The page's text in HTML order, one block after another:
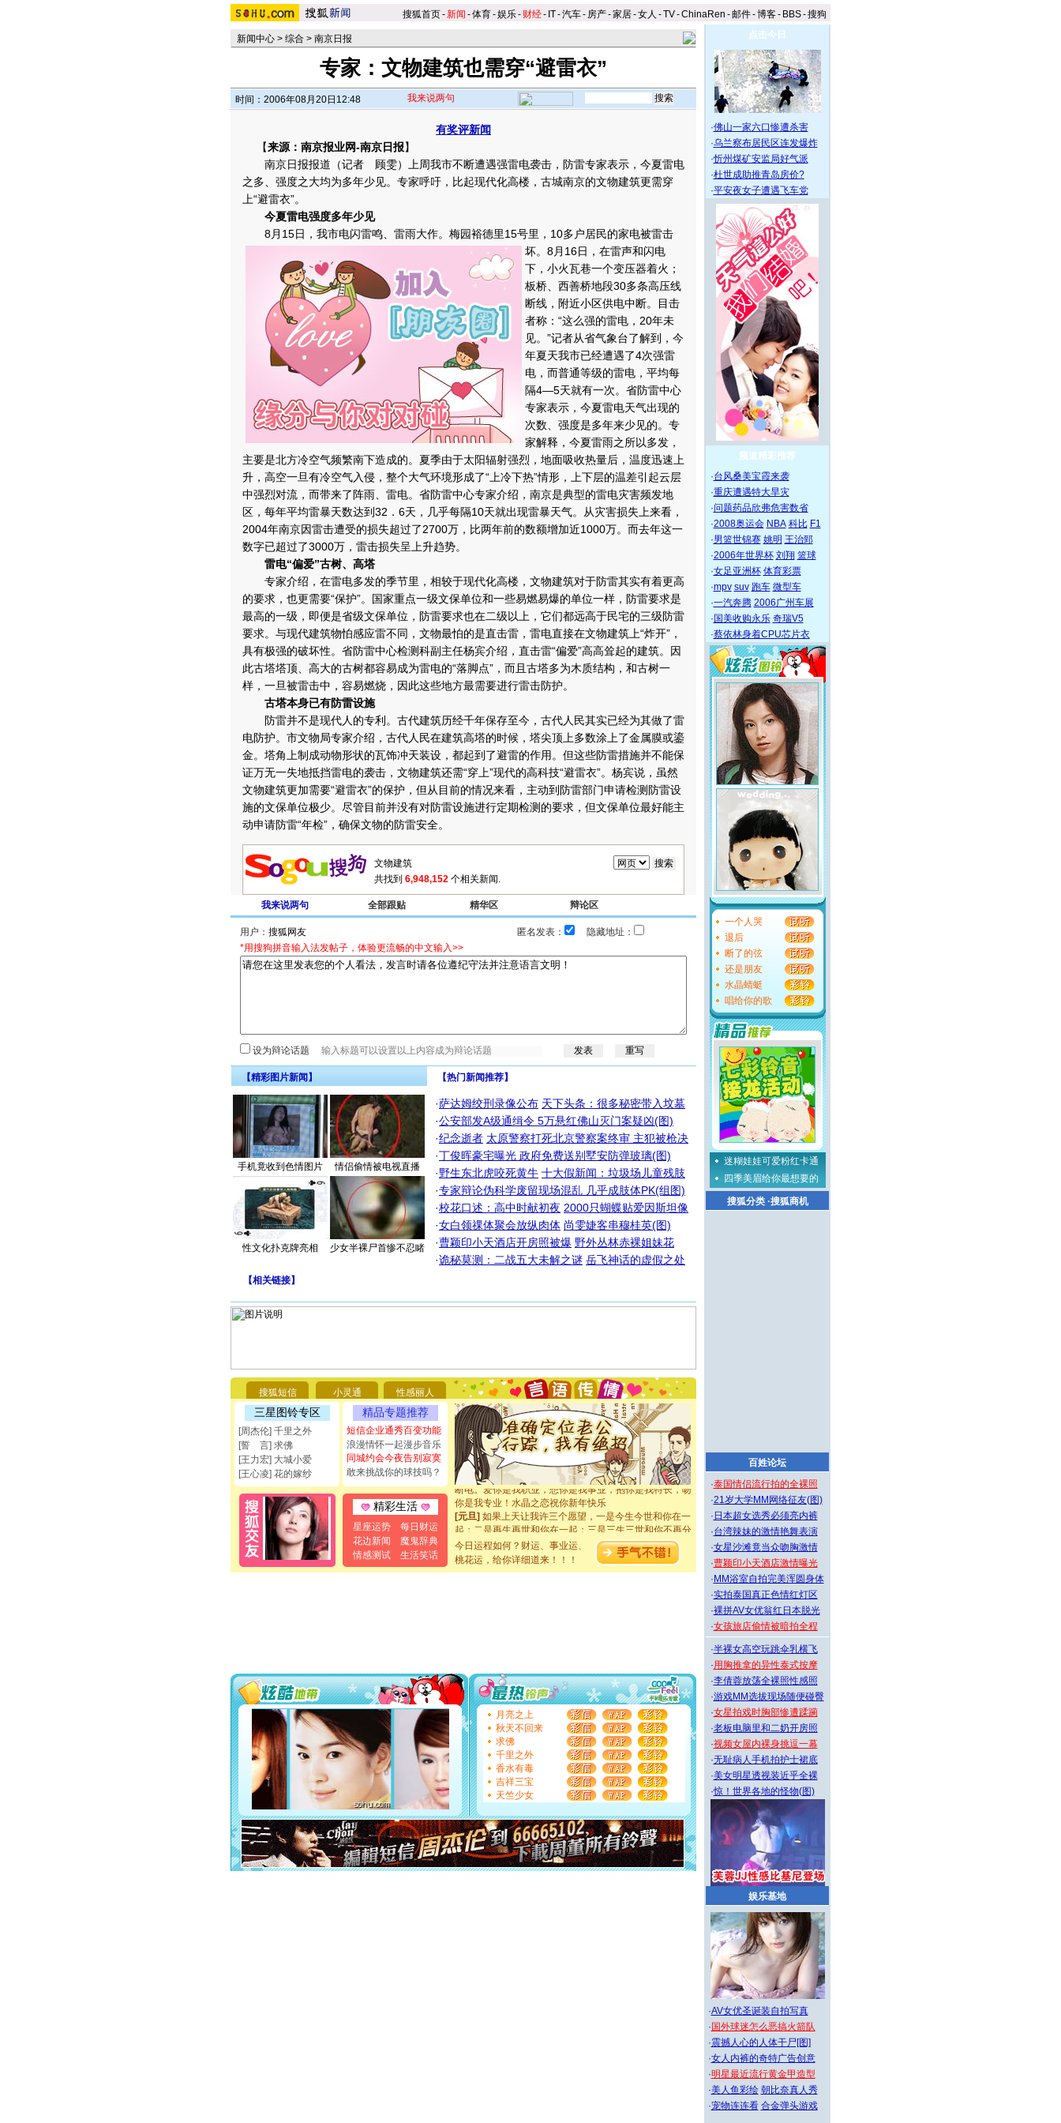
搜狐首页-新闻 -体育-娱乐- 财经- IT-汽车- 房产-家居-女人 -TV-ChinaRen -邮件-博客- BBS-搜狗
新闻中心 > 综合 > 南京日报
专家：文物建筑也需穿“避雷衣”
时间：2006年08月20日12:48 我来说两句
有奖评新闻
【来源：南京报业网-南京日报】
南京日报报道（记者 顾雯）上周我市不断遭遇强雷电袭击，防雷专家表示，今夏雷电
之多、强度之大均为多年少见。专家呼吁，比起现代化高楼，古城南京的文物建筑更需穿
上“避雷衣”。
今夏雷电强度多年少见
8月15日，我市电闪雷鸣、雷雨大作。 梅园裕德里15号里，10多户居民的家电被雷击
坏。8月16日，在雷声和闪电
下，小火瓦巷一个变压器着火；
板桥、西善桥地段30多条高压线
断线，附近小区供电中断。目击
者称：“这么强的雷电，20年未
见。”记者从省气象台了解到，今
年夏天我市已经遭遇了4次强雷
电，而普通等级的雷电，平均每
隔4—5天就有一次。省防雷中心
专家表示，今夏雷电天气出现的
次数、强度是多年来少见的。专
家解释，今夏雷雨之所以多发，
主要是北方冷空气频繁南下造成的。夏季由于太阳辐射强烈，地面吸收热量后，温度迅速上
升，高空一旦有冷空气入侵，整个大气环境形成了“上冷下热”情形，上下层的温差引起云层
中强烈对流，而带来了阵雨、雷电。省防雷中心专家介绍，南京是典型的雷电灾害频发地
区，每年平均雷暴天数达到32．6天，几乎每隔10天就出现雷暴天气。从灾害损失上来看，
2004年南京因雷击遭受的损失超过了2700万，比两年前的数额增加近1000万。而去年这一
数字已超过了3000万，雷击损失呈上升趋势。
雷电“偏爱”古树、高塔
专家介绍，在雷电多发的季节里，相较于现代化高楼，文物建筑对于防雷其实有着更高
的要求，也更需要“保护”。国家重点一级文保单位和一些易燃易爆的单位一样，防雷要求是
最高的一级，即便是省级文保单位，防雷要求也在二级以上，它们都远高于民宅的三级防雷
要求。与现代建筑物怕感应雷不同，文物最怕的是直击雷，雷电直接在文物建筑上“炸开”，
具有极强的破坏性。省防雷中心检测科副主任杨宾介绍，直击雷“偏爱”高高耸起的建筑。因
此古塔塔顶、高大的古树都容易成为雷电的“落脚点”，而且古塔多为木质结构，和古树一
样，一旦被雷击中，容易燃烧，因此这些地方最需要进行雷击防护。
古塔本身已有防雷设施
防雷并不是现代人的专利。古代建筑历经千年保存至今，古代人民其实已经为其做了雷
电防护。市文物局专家介绍，古代人民在建筑高塔的时候，塔尖顶上多数涂上了金属膜或鎏
金。塔角上制成动物形状的瓦饰冲天装设，都起到了避雷的作用。但这些防雷措施并不能保
证万无一失地抵挡雷电的袭击，文物建筑还需“穿上”现代的高科技“避雷衣”。杨宾说，虽然
文物建筑更加需要“避雷衣”的保护，但从目前的情况来看，主动到防雷部门申请检测防雷设
施的文保单位极少。尽管目前并没有对防雷设施进行定期检测的要求，但文保单位最好能主
动申请防雷“年检”，确保文物的防雷安全。
共找到 6,948,152 个相关新闻.
我来说两句 全部跟贴 精华区 辩论区
用户： 匿名发表：
隐藏地址：
*用搜狗拼音输入法发帖子，体验更流畅的中文输入>>
设为辩论话题
【精彩图片新闻】
手机竟收到色情图片 情侣偷情被电视直播
性文化扑克牌亮相 少女半裸尸首惨不忍睹
【热门新闻推荐】
·萨达姆绞刑录像公布 天下头条：很多秘密带入坟墓
·公安部发A级通缉令 5万悬红佛山灭门案疑凶(图)
·纪念逝者 太原警察打死北京警察案终审 主犯被枪决
·丁俊晖豪宅曝光 政府免费送别墅安防弹玻璃(图)
·野生东北虎咬死黄牛 十大假新闻：垃圾场儿童残肢
·专家辩论伪科学废留现场混乱 几乎成肢体PK(组图)
·校花口述：高中时献初夜 2000只蝴蝶贴爱因斯坦像
·女白领祼体聚会放纵肉体 尚雯婕客串穆桂英(图)
·曹颖印小天酒店开房照被爆 野外丛林赤裸姐妹花
·诡秘莫测：二战五大未解之谜 岳飞神话的虚假之处
【相关链接】
搜狐短信 小灵通 性感丽人
三星图铃专区
[周杰伦] 千里之外
[誓 言] 求佛
[王力宏] 大城小爱
[王心凌] 花的嫁纱
精品专题推荐
短信企业通秀百变功能
浪漫情怀一起漫步音乐
同城约会今夜告别寂寞
敢来挑战你的球技吗？
精彩生活
星座运势
每日财运
花边新闻
魔鬼辞典
情感测试
生活笑话
要平安！千万要知足！千万不要忘记我！
[圣诞节]不只这样的日子才会想起你,而是这样的日子才
能正大光明地骚扰你,告诉你,圣诞要快乐!新年要快乐!天天
都要快乐噢!
[圣诞节]奉上一颗祝福的心,在这个特别的日子里,愿幸福,
如意,快乐,鲜花,一切美好的祝愿与你同在.圣诞快乐!
[元旦]看到你我会触电；看不到你我要充电；没有你我会
断电。爱你是我职业，想你是我事业，抱你是我特长，吻
你是我专业！水晶之恋祝你新年快乐
[元旦]如果上天让我许三个愿望，一是今生今世和你在一
起；二是再生再世和你在一起；三是三生三世和你不再分
离。水晶之恋祝你新年快乐
[元旦]当我狠下心扭头离去那一刻，你在我身后无助地哭
泣，这痛楚让我明白我多么爱你。我转身抱住你：这猪不
卖了。水晶之恋祝你新年快乐。
你太多，只有给你五千万：千万快乐！千万要健康！千万
要平安！千万要知足！千万不要忘记我！
[圣诞节]
不只这样的日子才会想起你,而是这样的日子才
能正大光明地骚扰你,告诉你,圣诞要快乐!新年要快乐!天天
都要快乐噢!
[圣诞节]
奉上一颗祝福的心,在这个特别的日子里,愿幸福,
如意,快乐,鲜花,一切美好的祝愿与你同在.圣诞快乐!
[元旦]
看到你我会触电；看不到你我要充电；没有你我会
断电。爱你是我职业，想你是我事业，抱你是我特长，吻
你是我专业！水晶之恋祝你新年快乐
[元旦]如果上天让我许三个愿望，一是今生今世和你在一
起；二是再生再世和你在一起；三是三生三世和你不再分
离。水晶之恋祝你新年快乐
[元旦]当我狠下心扭头离去那一刻，你在我身后无助地哭
泣，这痛楚让我明白我多么爱你。我转身抱住你：这猪不
今日运程如何？财运、事业运、
桃花运，给你详细道来！！！
月亮之上
秋天不回来
求佛
千里之外
香水有毒
吉祥三宝
天竺少女
点击今日
·佛山一家六口惨遭杀害
·乌兰察布居民区连发爆炸
·忻州煤矿安监局好气派
·杜世成助推青岛房价?
·平安夜女子遭遇飞车党
频道精彩推荐
·台风桑美宝霞来袭
·重庆遭遇特大旱灾
·问题药品欣弗危害数省
·2008奥运会 NBA 科比 F1
·男篮世锦赛 姚明 王治郅
·2006年世界杯 刘翔 篮球
·女足亚洲杯 体育彩票
·mpv suv 跑车 微型车
·一汽奔腾 2006广州车展
· 国美收购永乐 奇瑞V5
·蔡依林身着CPU芯片衣
一个人哭
退后
断了的弦
还是朋友
水晶蜻蜓
唱给你的歌
迷糊娃娃可爱粉红卡通
四季美眉给你最想要的
搜狐分类·搜狐商机
百姓论坛
·泰国情侣流行拍的全裸照
·21岁大学MM网络征友(图)
· 日本超女选秀必须亮内裤
·台湾辣妹的激情艳舞表演
·女星沙滩竟当众吻胸激情
·曹颖印小天酒店激情曝光
· MM浴室自拍完美浑圆身体
·实拍泰国真正色情红灯区
·裸拼AV女优翁红日本脱光
·女孩旅店偷情被暗拍全程
·半裸女高空玩跳伞乳横飞
·用胸推拿的异性泰式按摩
·李倩蓉放荡全裸照性感照
·游戏MM选拔现场随便碰臀
·女星拍戏时胸部惨遭蹂躏
·老板电脑里和二奶开房照
·视频女屋内裸身挑逗一幕
·无耻病人手机拍护士裙底
·美女明星透视装近乎全裸
·惊！世界各地的怪物(图)
娱乐基地
·AV女优圣诞装自拍写真
· 国外球迷怎么恶搞火箭队
·震撼人心的人体干尸[图]
·女人内裤的奇特广告创意
·明星最近流行黄金甲造型
·美人鱼彩绘 朝比奈真人秀
·宠物连连看 合金弹头游戏